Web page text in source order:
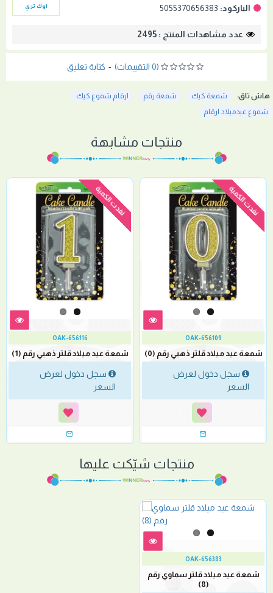
الباركود: 5055370656383 اوك تري
عدد مشاهدات المنتج : 2495
(0 التقييمات) - كتابة تعليق
هاش تاق: شمعة كيك شمعة رقم
ارقام شموع كيك
شموع عيدميلاد ارقام
منتجات مشابهة
نفدت الكمية
OAK-656109
شمعة عيد ميلاد قلتر ذهبي رقم (0)
سجل دخول لعرض
السعر
نفدت الكمية
OAK-656116
شمعة عيد ميلاد قلتر ذهبي رقم (1)
سجل دخول لعرض
السعر
منتجات شيّكت عليها
OAK-656383
شمعة عيد ميلاد قلتر سماوي رقم
(8)